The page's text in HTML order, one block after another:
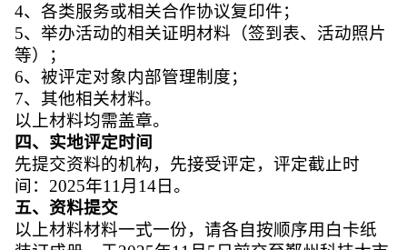
4、各类服务或相关合作协议复印件；
5、举办活动的相关证明材料（签到表、活动照片
等）；
6、被评定对象内部管理制度；
7、其他相关材料。
以上材料均需盖章。
四、实地评定时间
先提交资料的机构，先接受评定，评定截止时
间：2025年11月14日。
五、资料提交
以上材料材料一式一份，请各自按顺序用白卡纸